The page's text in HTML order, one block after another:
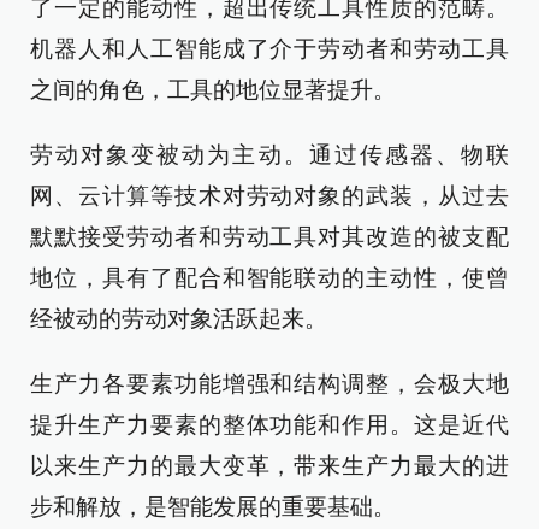
了一定的能动性，超出传统工具性质的范畴。
机器人和人工智能成了介于劳动者和劳动工具
之间的角色，工具的地位显著提升。
劳动对象变被动为主动。通过传感器、物联
网、云计算等技术对劳动对象的武装，从过去
默默接受劳动者和劳动工具对其改造的被支配
地位，具有了配合和智能联动的主动性，使曾
经被动的劳动对象活跃起来。
生产力各要素功能增强和结构调整，会极大地
提升生产力要素的整体功能和作用。这是近代
以来生产力的最大变革，带来生产力最大的进
步和解放，是智能发展的重要基础。